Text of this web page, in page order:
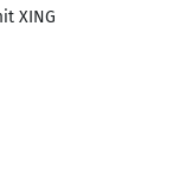
XING